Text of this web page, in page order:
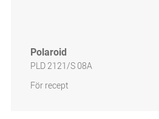
Polaroid
PLD 2121/S 08A
För recept